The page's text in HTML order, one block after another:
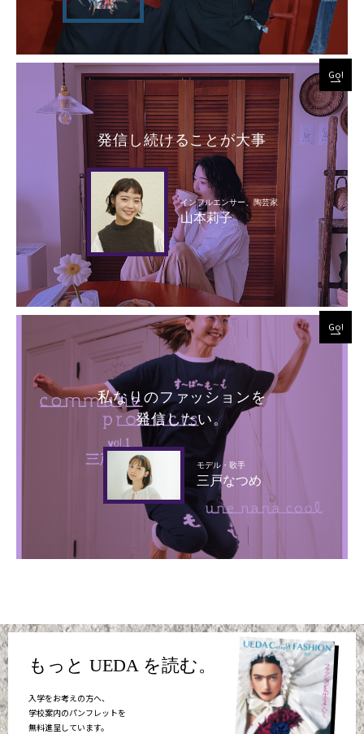
発信し続けることが大事
インフルエンサー、陶芸家
山本莉子
Go!
私なりのファッションを
発信したい。
モデル・歌手
三戸なつめ
Go!
もっと UEDA を読む。
入学をお考えの方へ、
学校案内のパンフレットを
無料進呈しています。